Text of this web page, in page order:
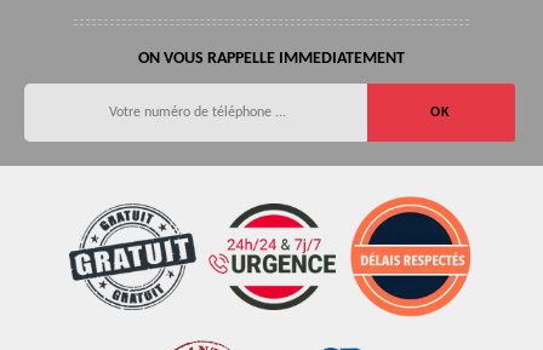
ON VOUS RAPPELLE IMMEDIATEMENT